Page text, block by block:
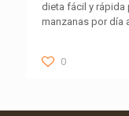
dieta fácil y rápida
manzanas por día
0